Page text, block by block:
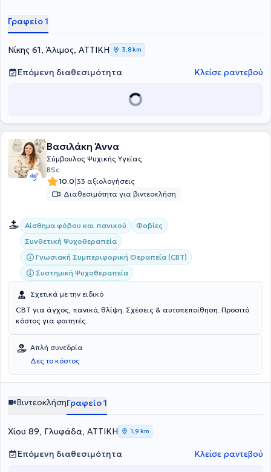
Γραφείο 1
Νίκης 61, Άλιμος, ΑΤΤΙΚΗ 3,8 km
Επόμενη διαθεσιμότητα Κλείσε ραντεβού
Βασιλάκη Άννα
Σύμβουλος Ψυχικής Υγείας
BSc
10.0|33 αξιολογήσεις
Διαθεσιμότητα για βιντεοκλήση
Αίσθημα φόβου και πανικού
Φοβίες
Συνθετική Ψυχοθεραπεία
Γνωσιακή Συμπεριφορική Θεραπεία (CBT)
Συστημική Ψυχοθεραπεία
Σχετικά με την ειδικό
CBT για άγχος, πανικό, θλίψη. Σχέσεις & αυτοπεποίθηση. Προσιτό
κόστος για φοιτητές.
Απλή συνεδρία
Δες το κόστος
ΒιντεοκλήσηΓραφείο 1
Χίου 89, Γλυφάδα, ΑΤΤΙΚΗ 1,9 km
Επόμενη διαθεσιμότητα Κλείσε ραντεβού